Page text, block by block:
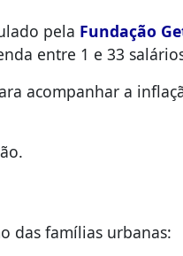
pela Fundação
entre 1 e 33
acompanhar a
das famílias urbanas: